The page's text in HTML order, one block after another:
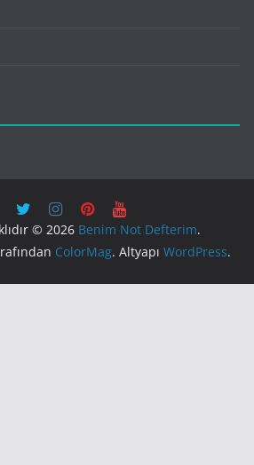
© 2026 Benim Not Defterim.
ColorMag. Altyapı WordPress.